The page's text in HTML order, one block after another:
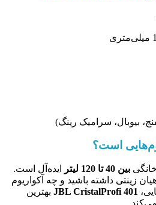
بیوبال، سرامیک رینگ)
است؟
بین 40 تا 120 لیتر
ایده‌آل است.
زینتی داشته باشید و چه آکواریوم
JBL CristalProfi 401 بهترین